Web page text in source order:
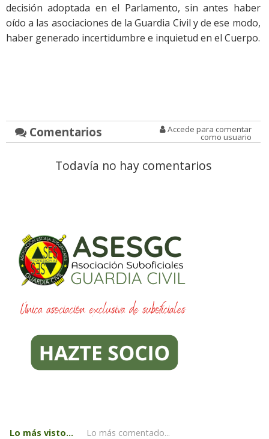
decisión adoptada en el Parlamento, sin antes haber
oído a las asociaciones de la Guardia Civil y de ese modo,
haber generado incertidumbre e inquietud en el Cuerpo.
Comentarios Accede para comentar
como usuario
Todavía no hay comentarios
Lo más visto... Lo más comentado...